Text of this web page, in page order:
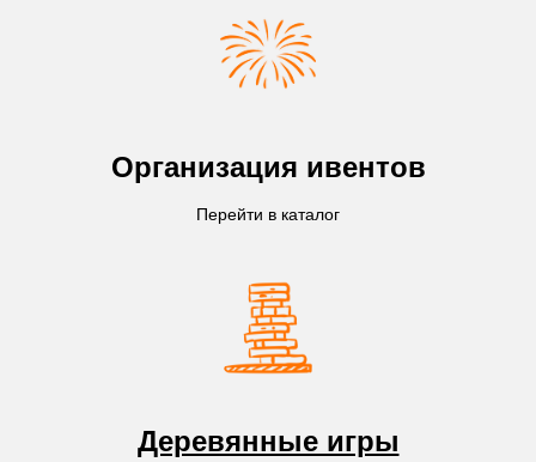
Организация ивентов
Перейти в каталог
Деревянные игры